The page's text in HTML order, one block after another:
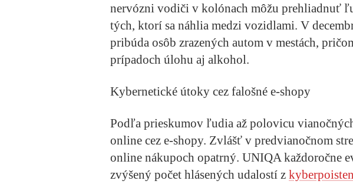
nervózni vodiči v kolónach môžu prehliadnuť
tých, ktorí sa náhlia medzi vozidlami. V
pribúda osôb zrazených autom v mestách,
prípadoch úlohu aj alkohol.
Kybernetické útoky cez falošné e-shopy
Podľa prieskumov ľudia až polovicu
online cez e-shopy. Zvlášť v predvianočnom
online nákupoch opatrný. UNIQA každoročne
zvýšený počet hlásených udalostí z